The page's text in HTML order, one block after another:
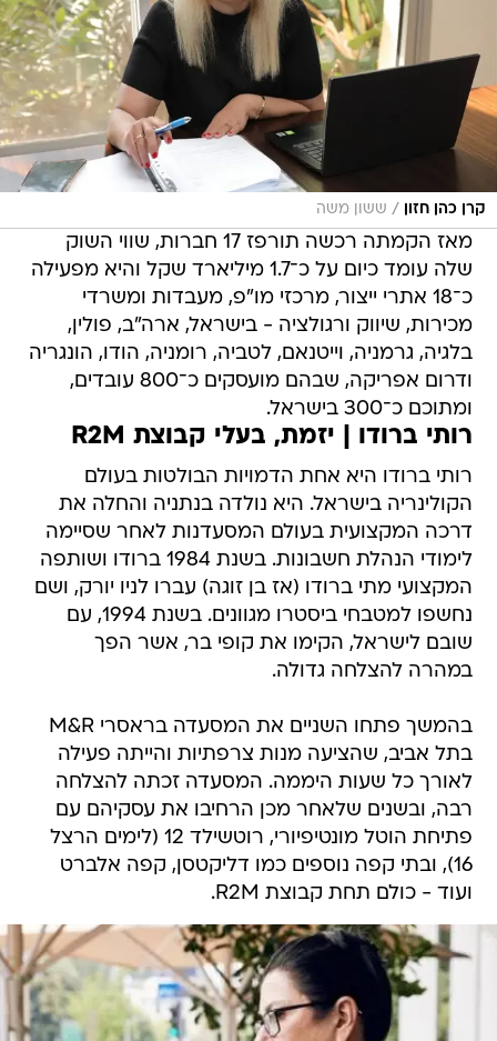
קרן כהן חזון / ששון משה
מאז הקמתה רכשה תורפז 17 חברות, שווי השוק
שלה עומד כיום על כ־1.7 מיליארד שקל והיא מפעילה
כ־18 אתרי ייצור, מרכזי מו"פ, מעבדות ומשרדי
מכירות, שיווק ורגולציה - בישראל, ארה"ב, פולין,
בלגיה, גרמניה, וייטנאם, לטביה, רומניה, הודו, הונגריה
ודרום אפריקה, שבהם מועסקים כ־800 עובדים,
ומתוכם כ־300 בישראל.
רותי ברודו | יזמת, בעלי קבוצת R2M
רותי ברודו היא אחת הדמויות הבולטות בעולם
הקולינריה בישראל. היא נולדה בנתניה והחלה את
דרכה המקצועית בעולם המסעדנות לאחר שסיימה
לימודי הנהלת חשבונות. בשנת 1984 ברודו ושותפה
המקצועי מתי ברודו (אז בן זוגה) עברו לניו יורק, ושם
נחשפו למטבחי ביסטרו מגוונים. בשנת 1994, עם
שובם לישראל, הקימו את קופי בר, אשר הפך
במהרה להצלחה גדולה.
בהמשך פתחו השניים את המסעדה בראסרי M&R
בתל אביב, שהציעה מנות צרפתיות והייתה פעילה
לאורך כל שעות היממה. המסעדה זכתה להצלחה
רבה, ובשנים שלאחר מכן הרחיבו את עסקיהם עם
פתיחת הוטל מונטיפיורי, רוטשילד 12 (לימים הרצל
16), ובתי קפה נוספים כמו דליקטסן, קפה אלברט
ועוד - כולם תחת קבוצת R2M.